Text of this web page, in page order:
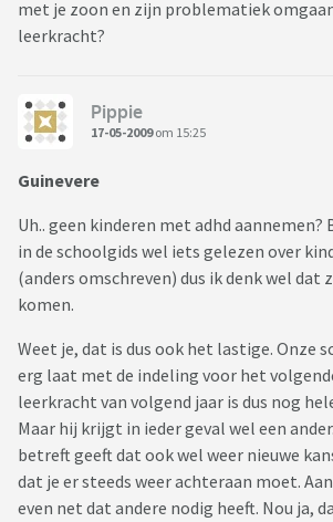
met je zoon en zijn problematiek
leerkracht?
Pippie
17-05-2009om 15:25
Guinevere
Uh.. geen kinderen met adhd aannemen?
in de schoolgids wel iets gelezen over
(anders omschreven) dus ik denk wel dat
komen.
Weet je, dat is dus ook het lastige. Onze
erg laat met de indeling voor het
leerkracht van volgend jaar is dus nog
Maar hij krijgt in ieder geval wel een
betreft geeft dat ook wel weer nieuwe
dat je er steeds weer achteraan moet.
even net dat andere nodig heeft. Nou ja,